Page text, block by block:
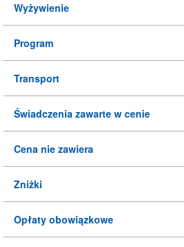
Wyżywienie
Program
Transport
Świadczenia zawarte w cenie
Cena nie zawiera
Zniżki
Opłaty obowiązkowe